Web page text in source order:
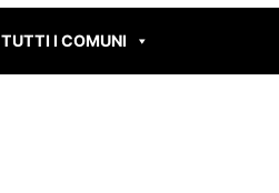
TUTTI I COMUNI